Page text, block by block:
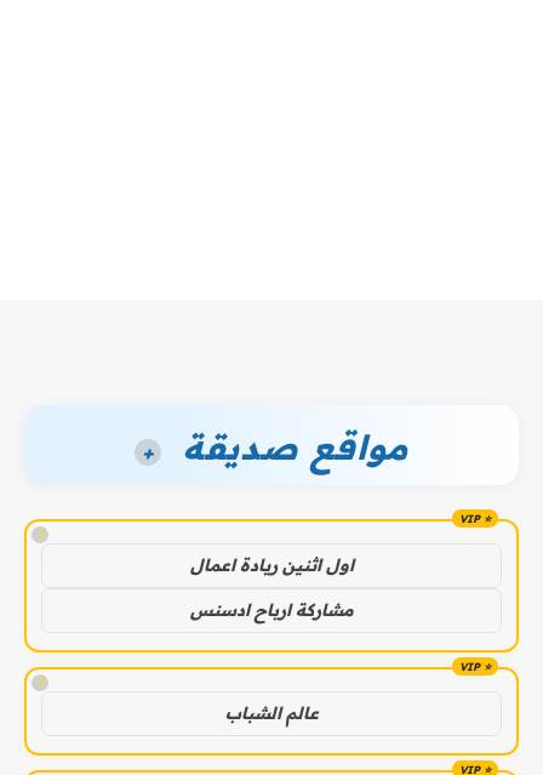
مواقع صديقة +
!
اول اثنين ريادة اعمال
مشاركة ارباح ادسنس
!
عالم الشباب